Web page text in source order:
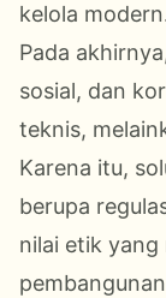
kelola
Pada
sosial, dan
teknis,
Karena itu,
berupa
nilai etik yang